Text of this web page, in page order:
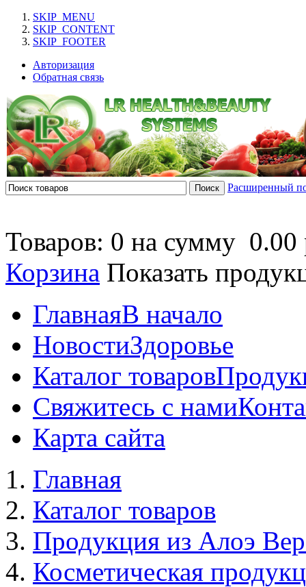
SKIP_MENU
SKIP_CONTENT
SKIP_FOOTER
Авторизация
Обратная связь
Расширенный
Товаров: 0 на сумму 0.00
Корзина Показать
ГлавнаяВ начало
НовостиЗдоровье
Каталог товаров
Свяжитесь с нами
Карта сайта
Главная
Каталог товаров
Продукция из Алоэ
Косметическая